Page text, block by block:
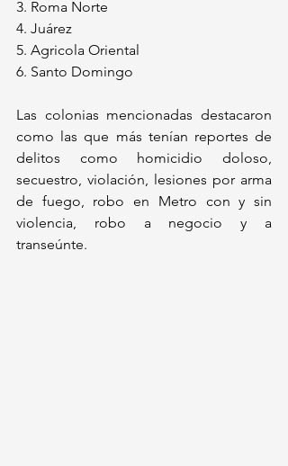
3. Roma Norte
4. Juárez
5. Agricola Oriental
6. Santo Domingo
Las colonias mencionadas destacaron
como las que más tenían reportes de
delitos como homicidio doloso,
secuestro, violación, lesiones por arma
de fuego, robo en Metro con y sin
violencia, robo a negocio y a
transeúnte.